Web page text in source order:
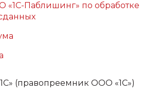
«1С-Паблишинг» по обработке
(правопреемник ООО «1С»)